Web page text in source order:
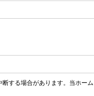
する場合があります。当ホーム